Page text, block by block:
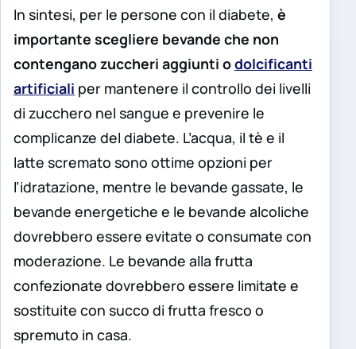
In sintesi, per le persone con il diabete, è
importante scegliere bevande che non
contengano zuccheri aggiunti odolcificanti
artificiali per mantenere il controllo dei livelli
di zucchero nel sangue e prevenire le
complicanze del diabete. L’acqua, il tè e il
latte scremato sono ottime opzioni per
l’idratazione, mentre le bevande gassate, le
bevande energetiche e le bevande alcoliche
dovrebbero essere evitate o consumate con
moderazione. Le bevande alla frutta
confezionate dovrebbero essere limitate e
sostituite con succo di frutta fresco o
spremuto in casa.